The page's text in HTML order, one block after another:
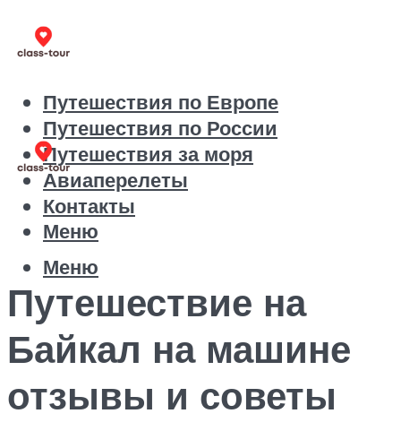
Путешествия по Европе
Путешествия по России
Путешествия за моря
Авиаперелеты
Контакты
Меню
Меню
Путешествие на
Байкал на машине
отзывы и советы